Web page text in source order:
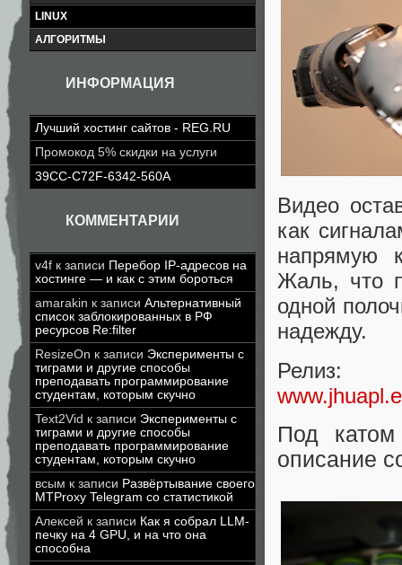
LINUX
АЛГОРИТМЫ
ИНФОРМАЦИЯ
Лучший хостинг сайтов - REG.RU
Промокод 5% скидки на услуги
39CC-C72F-6342-560A
КОММЕНТАРИИ
v4f к записи Перебор IP-адресов на
хостинге — и как с этим бороться
amarakin к записи Альтернативный
список заблокированных в РФ
ресурсов Re:filter
ResizeOn к записи Эксперименты с
тиграми и другие способы
преподавать программирование
студентам, которым скучно
Text2Vid к записи Эксперименты с
тиграми и другие способы
преподавать программирование
студентам, которым скучно
всым к записи Развёртывание своего
MTProxy Telegram со статистикой
Алексей к записи Как я собрал LLM-
печку на 4 GPU, и на что она
способна
Видео
как
напрямую
Жаль, что
одной
надежду.
Релиз:
Под катом
описание